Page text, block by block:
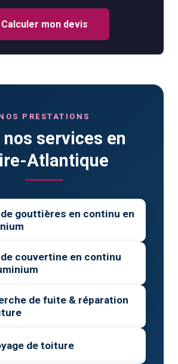
Calculer mon devis
PRESTATIONS
nos services en
Atlantique
gouttières en continu en
couvertine en continu
de fuite & réparation
de toiture